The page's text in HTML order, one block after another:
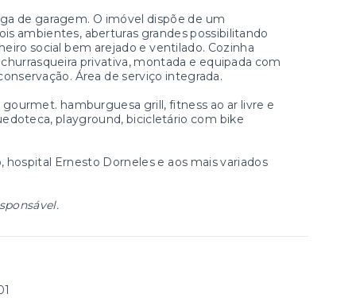
de garagem. O imóvel dispõe de um
ambientes, aberturas grandes possibilitando
social bem arejado e ventilado. Cozinha
privativa, montada e equipada com
Área de serviço integrada.
hamburguesa grill, fitness ao ar livre e
playground, bicicletário com bike
Ernesto Dorneles e aos mais variados